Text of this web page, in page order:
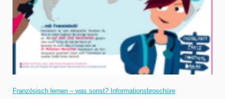
Französisch lernen – was sonst? Informationsbroschüre